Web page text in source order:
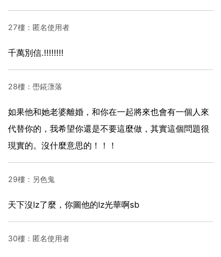
27樓：匿名使用者
千萬別信.!!!!!!!!
28樓：嶨錵薸落
如果他和她老婆離婚，和你在一起將來也會有一個人來
代替你的，我希望你還是不要這麼做，其實這個問題很
現實的。沒什麼意思的！！！
29樓：另色鬼
天下沒lz了麼，你圖他的lz光華啊sb
30樓：匿名使用者